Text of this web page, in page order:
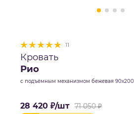
11
Кровать
Рио
с подъёмным механизмом бежевая 90х200
28 420 ₽/шт 71 050₽